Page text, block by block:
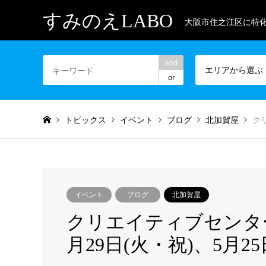
すみのえLABO 大阪市住之江区に特
and
or
エリアから選ぶ
トピックス イベント ブログ 北加賀屋 ク
イベント ブログ 北加賀屋
クリエイティブセン
月29日(火・祝)、5月